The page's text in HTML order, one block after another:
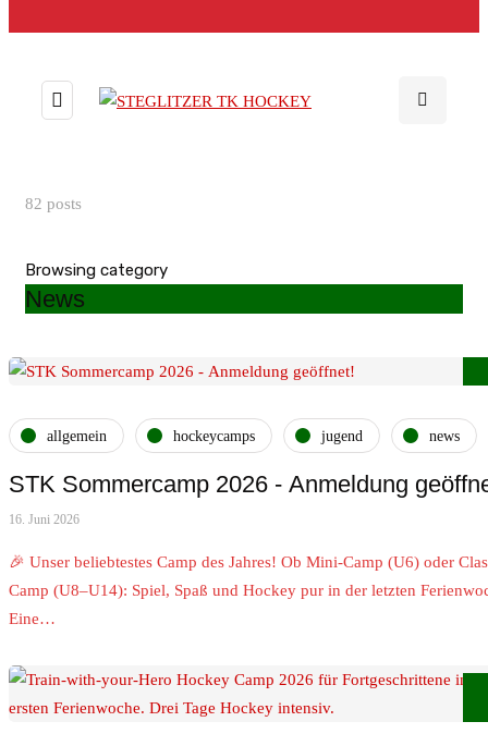
82 posts
Browsing category
News
allgemein hockeycamps jugend news
STK Sommercamp 2026 - Anmeldung
16. Juni 2026
🎉 Unser beliebtestes Camp des Jahres! Ob Mini-Camp (U6) oder
Camp (U8–U14): Spiel, Spaß und Hockey pur in der letzten
Eine…